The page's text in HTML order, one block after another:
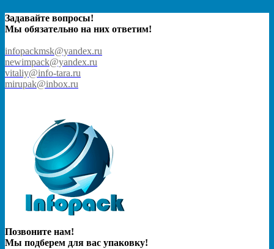
Задавайте вопросы!
Мы обязательно на них ответим!
infopackmsk@yandex.ru
newimpack@yandex.ru
vitaliy@info-tara.ru
mirupak@inbox.ru
Позвоните нам!
Мы подберем для вас упаковку!